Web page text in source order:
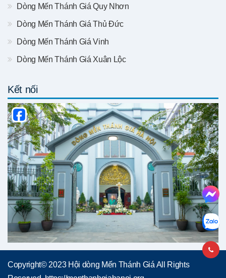
Dòng Mến Thánh Giá Quy Nhơn
Dòng Mến Thánh Giá Thủ Đức
Dòng Mến Thánh Giá Vinh
Dòng Mến Thánh Giá Xuân Lộc
Kết nối
Copyright© 2023 Hội dòng Mến Thánh Giá All Rights